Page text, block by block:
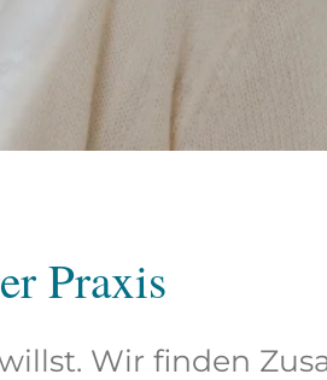
Praxis
Wir finden